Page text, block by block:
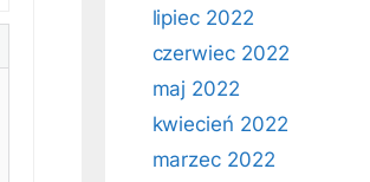
lipiec 2022
czerwiec 2022
maj 2022
kwiecień 2022
marzec 2022